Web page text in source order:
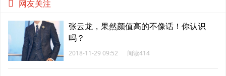
网友关注
张云龙，果然颜值高的不像话！你认识
吗？
2018-11-29 09:52 阅读414